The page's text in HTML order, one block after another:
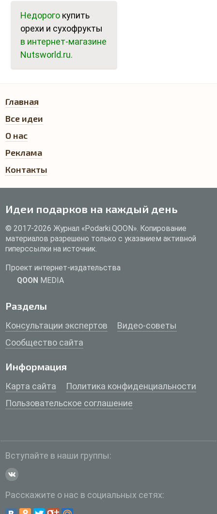
Недорого купить
орехи и сухофрукты
в интернет-магазине
Nutsworld.ru.
Главная
Все идеи
О нас
Реклама
Контакты
Идеи подарков на каждый день
© 2017-2026 Журнал «Podarki.QOON». Копирование
материалов разрешено только с указанием активной
гиперссылки на источник.
Проект интернет-издательства
QOON MEDIA
Разделы
Консультации экспертов
Видео-советы
Сообщество сайта
Информация
Карта сайта
Политика конфиденциальности
Пользовательское соглашение
Вступайте в наши группы:
Расскажите о нас в социальных сетях: